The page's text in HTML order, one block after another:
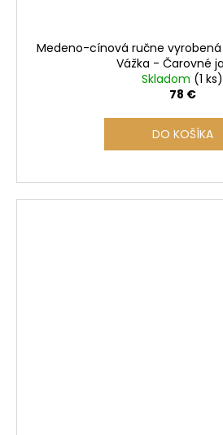
Medeno-cínová ručne
Vážka - Čarovné
Skladom (1 ks)
78 €
DO KOŠÍKA